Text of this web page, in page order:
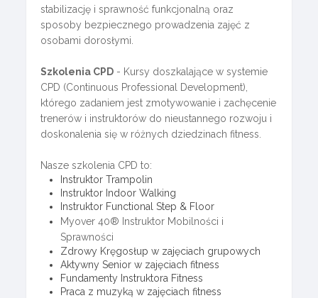
stabilizację i sprawność funkcjonalną oraz
sposoby bezpiecznego prowadzenia zajęć z
osobami dorosłymi.
Szkolenia CPD - Kursy doszkalające w systemie
CPD (Continuous Professional Development),
którego zadaniem jest zmotywowanie i zachęcenie
trenerów i instruktorów do nieustannego rozwoju i
doskonalenia się w różnych dziedzinach fitness.
Nasze szkolenia CPD to:
Instruktor Trampolin
Instruktor Indoor Walking
Instruktor Functional Step & Floor
Myover 40® Instruktor Mobilności i
Sprawności
Zdrowy Kręgosłup w zajęciach grupowych
Aktywny Senior w zajęciach fitness
Fundamenty Instruktora Fitness
Praca z muzyką w zajęciach fitness